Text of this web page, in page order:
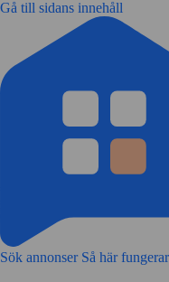
Gå till sidans innehåll
Sök annonser Så här